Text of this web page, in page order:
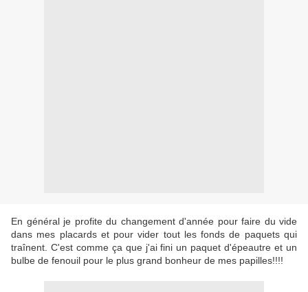
En général je profite du changement d'année pour faire du vide
dans mes placards et pour vider tout les fonds de paquets qui
traînent. C'est comme ça que j'ai fini un paquet d'épeautre et un
bulbe de fenouil pour le plus grand bonheur de mes papilles!!!!